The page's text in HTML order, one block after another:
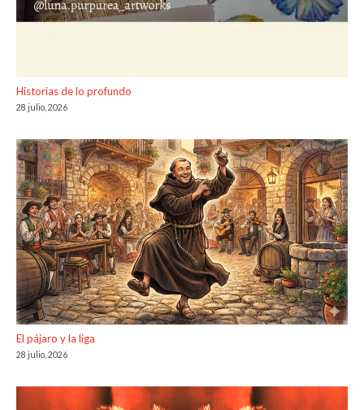
Historias de lo profundo
28 julio, 2026
El pájaro y la liga
28 julio, 2026